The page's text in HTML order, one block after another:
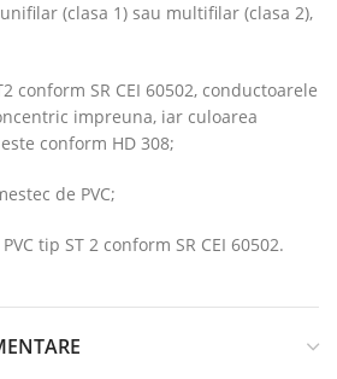
(clasa 1) sau multifilar (clasa 2),
conform SR CEI 60502, conductoarele
impreuna, iar culoarea
conform HD 308;
de PVC;
tip ST 2 conform SR CEI 60502.